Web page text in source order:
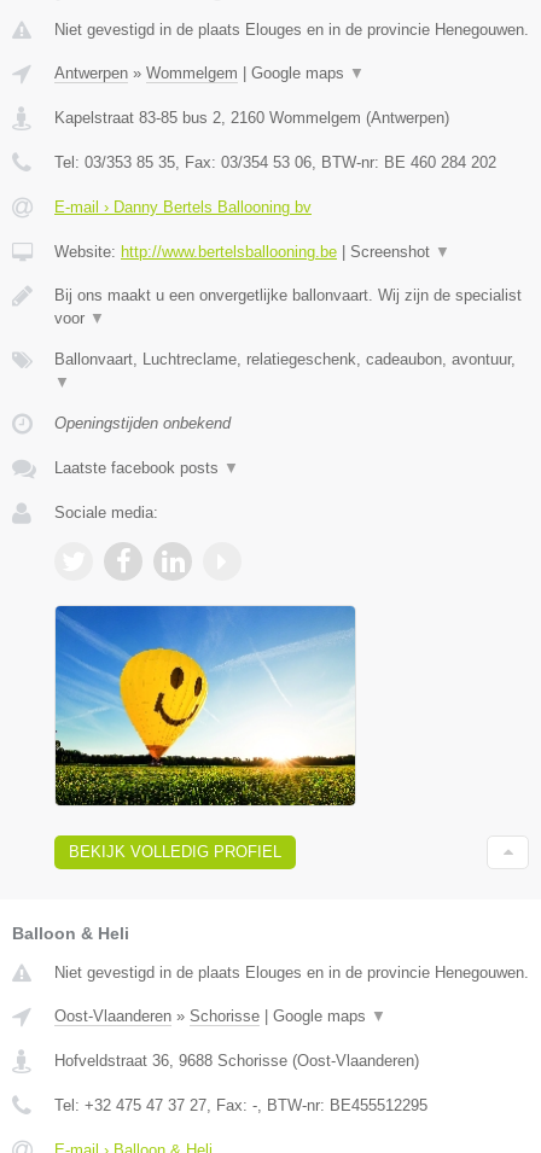
Niet gevestigd in de plaats Elouges en in de provincie Henegouwen.
Antwerpen » Wommelgem Google maps ▼
Kapelstraat 83-85 bus 2, 2160 Wommelgem (Antwerpen)
Tel: 03/353 85 35, Fax: 03/354 53 06, BTW-nr: BE 460 284 202
E-mail › Danny Bertels Ballooning bv
Website: http://www.bertelsballooning.be Screenshot ▼
Bij ons maakt u een onvergetlijke ballonvaart. Wij zijn de specialist
voor ▼
Ballonvaart, Luchtreclame, relatiegeschenk, cadeaubon, avontuur,
▼
Openingstijden onbekend
Laatste facebook posts ▼
Sociale media:
BEKIJK VOLLEDIG PROFIEL
Balloon & Heli
Niet gevestigd in de plaats Elouges en in de provincie Henegouwen.
Oost-Vlaanderen » Schorisse | Google maps ▼
Hofveldstraat 36 9688 Schorisse (Oost-Vlaanderen)
Tel: +32 475 47 37 27 , Fax: - , BTW-nr: BE455512295